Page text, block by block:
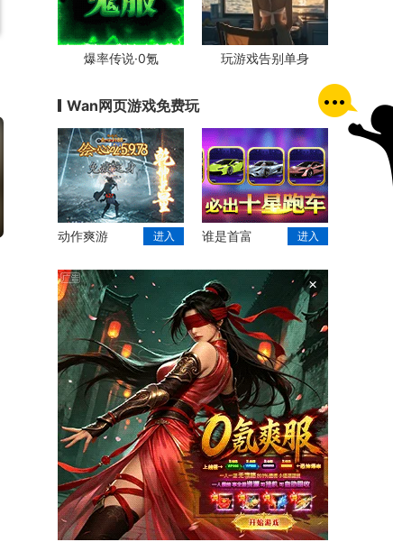
爆率传说·0氪 玩游戏告别单身
Wan网页游戏免费玩
动作爽游 进入 谁是首富 进入
×